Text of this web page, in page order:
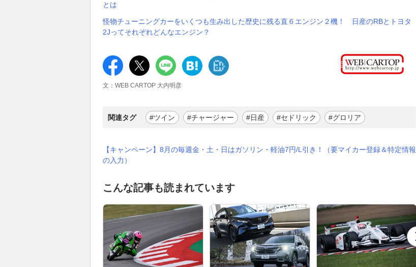
とは
怪物チューニングカーをいくつも生み出した歴史に残る直６エンジン２機！ 日産のRBとトヨタ
2Jってそれぞれどんなエンジン？
文：WEB CARTOP 大内明彦
関連タグ #ツイン #チャージャー #日産 #セドリック #グロリア
【キャンペーン】8月の毎週金・土・日はガソリン・軽油7円/L引き！（要マイカー登録＆特定情報
の入力）
こんな記事も読まれています